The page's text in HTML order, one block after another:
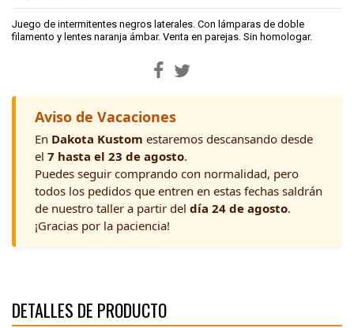
Juego de intermitentes negros laterales. Con lámparas de doble
filamento y lentes naranja ámbar. Venta en parejas. Sin homologar.
Aviso de Vacaciones
En Dakota Kustom estaremos descansando desde
el 7 hasta el 23 de agosto.
Puedes seguir comprando con normalidad, pero
todos los pedidos que entren en estas fechas saldrán
de nuestro taller a partir del día 24 de agosto.
¡Gracias por la paciencia!
DETALLES DE PRODUCTO